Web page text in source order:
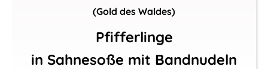
(Gold des Waldes)
Pfifferlinge
in Sahnesoße mit Bandnudeln